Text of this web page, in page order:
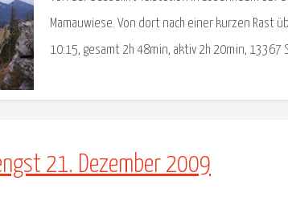
Mamauwiese. Von dort nach einer kurzen
10:15, gesamt 2h 48min, aktiv 2h 20min, 13367
21. Dezember 2009